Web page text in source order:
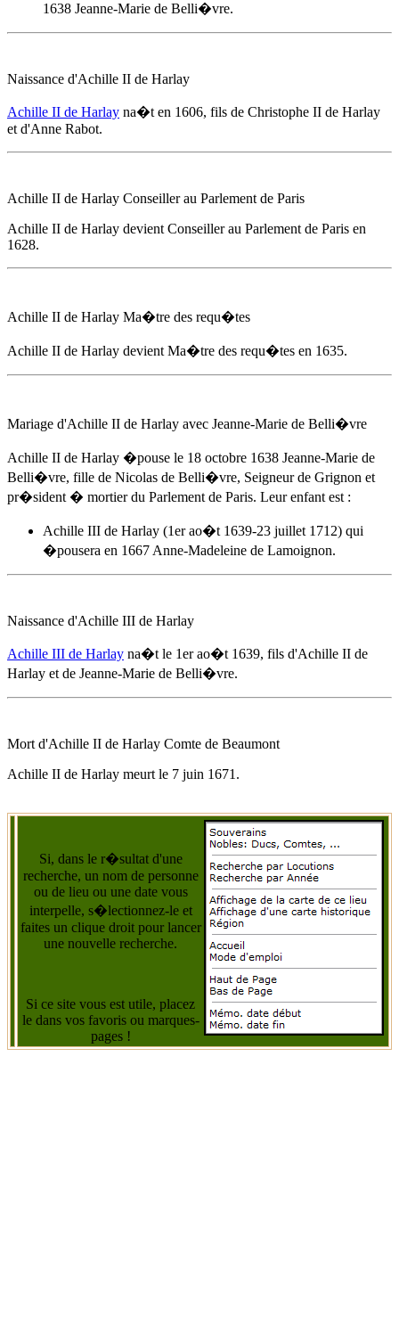
1638 Jeanne-Marie de Belli�vre.
Naissance d'Achille II de Harlay
Achille II de Harlay na�t en 1606, fils de Christophe II de Harlay
et d'Anne Rabot.
Achille II de Harlay Conseiller au Parlement de Paris
Achille II de Harlay devient Conseiller au Parlement de Paris en
1628.
Achille II de Harlay Ma�tre des requ�tes
Achille II de Harlay devient Ma�tre des requ�tes en 1635.
Mariage d'Achille II de Harlay avec Jeanne-Marie de Belli�vre
Achille II de Harlay �pouse le 18 octobre 1638 Jeanne-Marie de
Belli�vre, fille de Nicolas de Belli�vre, Seigneur de Grignon et
pr�sident � mortier du Parlement de Paris. Leur enfant est :
Achille III de Harlay (1er ao�t 1639-23 juillet 1712) qui
�pousera en 1667 Anne-Madeleine de Lamoignon.
Naissance d'Achille III de Harlay
Achille III de Harlay na�t le 1er ao�t 1639, fils d'Achille II de
Harlay et de Jeanne-Marie de Belli�vre.
Mort d'Achille II de Harlay Comte de Beaumont
Achille II de Harlay meurt le 7 juin 1671 .
Si, dans le r�sultat d'une
recherche, un nom de personne
ou de lieu ou une date vous
interpelle, s�lectionnez-le et
faites un clique droit pour lancer
une nouvelle recherche.
Si ce site vous est utile, placez
le dans vos favoris ou marques-
pages !